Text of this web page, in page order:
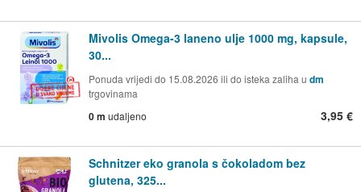
Mivolis Omega-3 laneno ulje 1000 mg, kapsule,
30...
Ponuda vrijedi do 15.08.2026 ili do isteka zaliha u dm
trgovinama
0 m udaljeno 3,95 €
Schnitzer eko granola s čokoladom bez
glutena, 325...